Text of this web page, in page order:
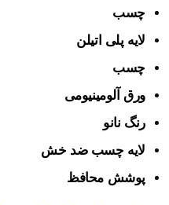
چسب
لایه پلی اتیلن
چسب
ورق آلومینیومی
رنگ نانو
لایه چسب ضد خش
پوشش محافظ